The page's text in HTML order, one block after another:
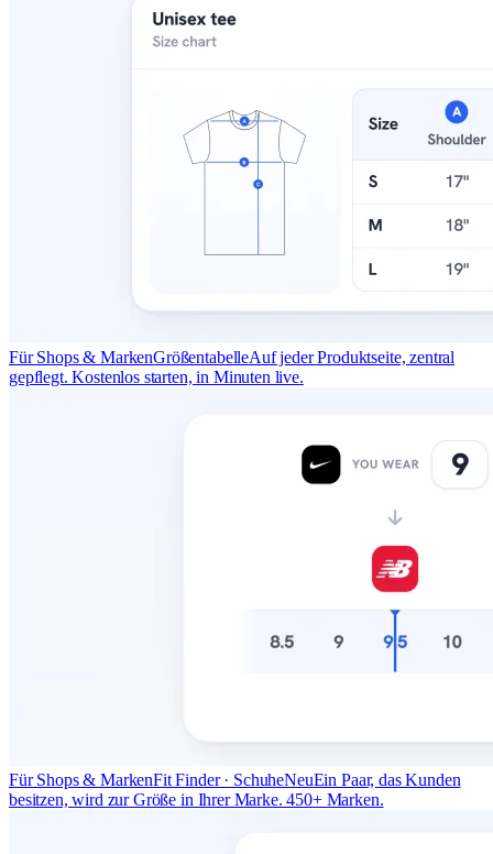
Für Shops & MarkenGrößentabelleAuf jeder Produktseite, zentral
gepflegt. Kostenlos starten, in Minuten live.
Für Shops & MarkenFit Finder · SchuheNeuEin Paar, das Kunden
besitzen, wird zur Größe in Ihrer Marke. 450+ Marken.